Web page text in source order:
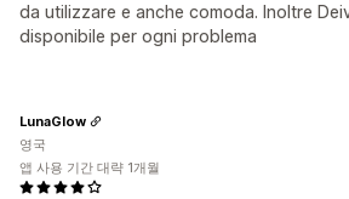
da utilizzare e anche comoda. Inoltre
disponibile per ogni problema
LunaGlow
영국
앱 사용 기간 대략 1개월